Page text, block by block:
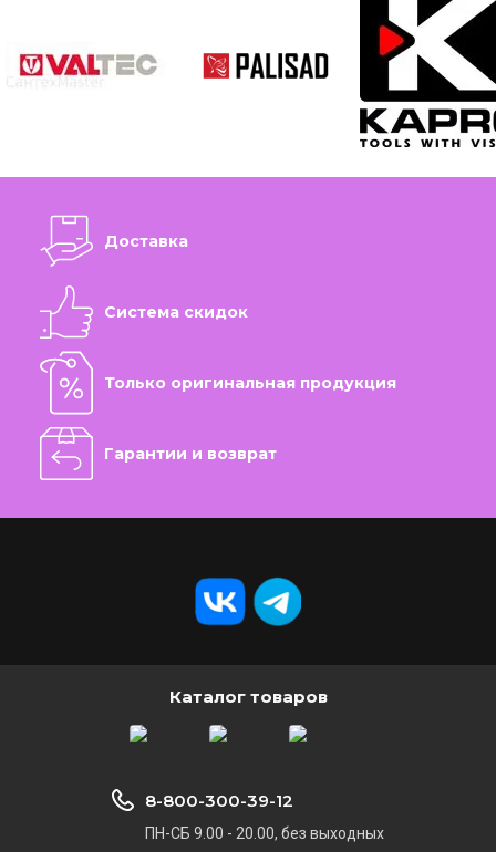
Доставка
Система скидок
Только оригинальная продукция
Гарантии и возврат
Каталог товаров
8-800-300-39-12
ПН-СБ 9.00 - 20.00, без выходных